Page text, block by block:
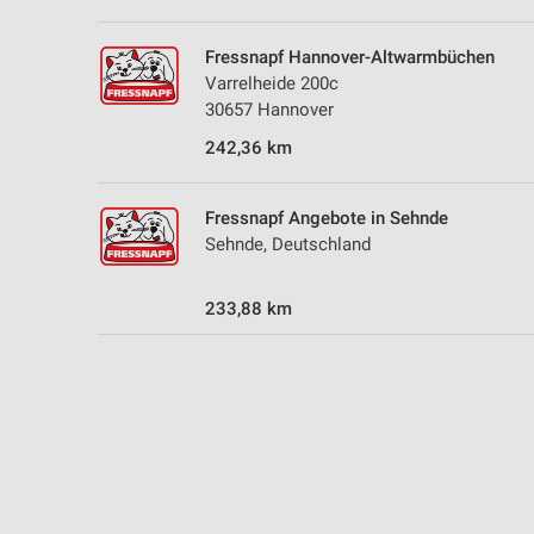
Fressnapf Hannover-Altwarmbüchen
Varrelheide 200c
30657 Hannover
242,36 km
Fressnapf Angebote in Sehnde
Sehnde, Deutschland
233,88 km